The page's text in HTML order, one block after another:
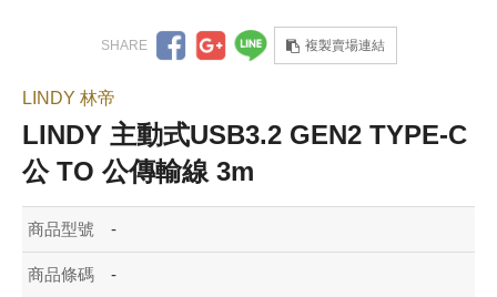
複製賣場連結
LINDY 林帝
LINDY 主動式USB3.2 GEN2 TYPE-C
公 TO 公傳輸線 3m
商品型號 -
商品條碼 -